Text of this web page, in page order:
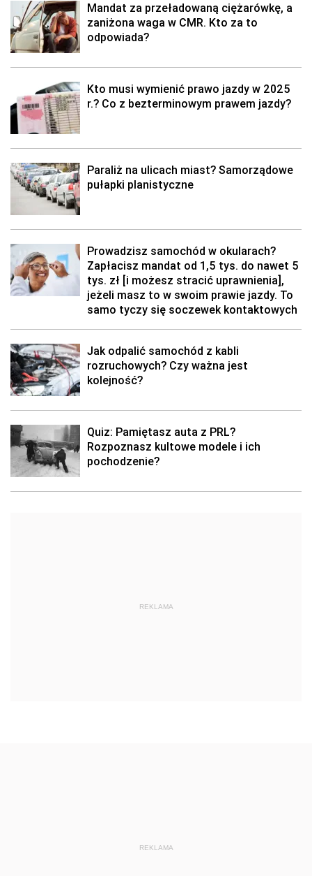
Mandat za przeładowaną ciężarówkę, a
zaniżona waga w CMR. Kto za to
odpowiada?
Kto musi wymienić prawo jazdy w 2025
r.? Co z bezterminowym prawem jazdy?
Paraliż na ulicach miast? Samorządowe
pułapki planistyczne
Prowadzisz samochód w okularach?
Zapłacisz mandat od 1,5 tys. do nawet 5
tys. zł [i możesz stracić uprawnienia],
jeżeli masz to w swoim prawie jazdy. To
samo tyczy się soczewek kontaktowych
Jak odpalić samochód z kabli
rozruchowych? Czy ważna jest
kolejność?
Quiz: Pamiętasz auta z PRL?
Rozpoznasz kultowe modele i ich
pochodzenie?
REKLAMA
REKLAMA